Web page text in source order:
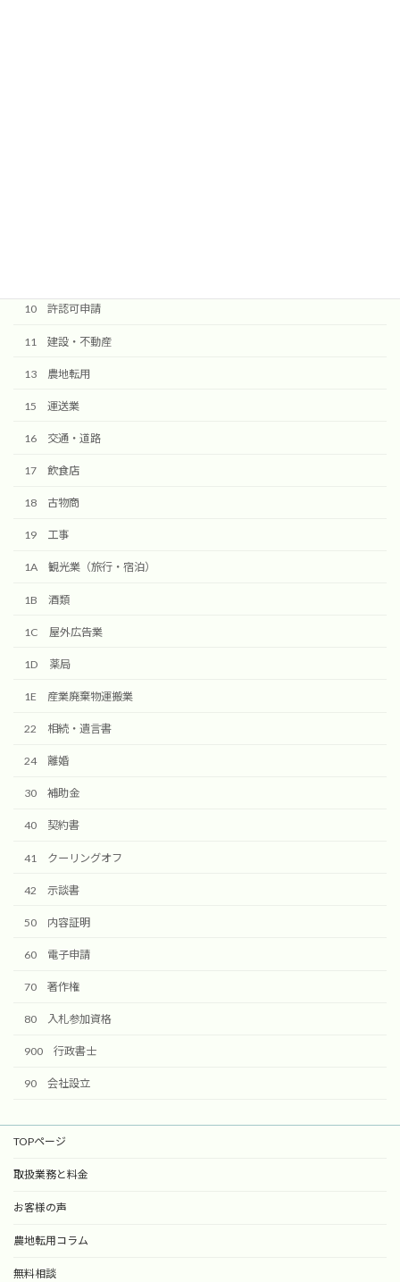
10 許認可申請
11 建設・不動産
13 農地転用
15 運送業
16 交通・道路
17 飲食店
18 古物商
19 工事
1A 観光業（旅行・宿泊）
1B 酒類
1C 屋外広告業
1D 薬局
1E 産業廃棄物運搬業
22 相続・遺言書
24 離婚
30 補助金
40 契約書
41 クーリングオフ
42 示談書
50 内容証明
60 電子申請
70 著作権
80 入札参加資格
900 行政書士
90 会社設立
TOPページ
取扱業務と料金
お客様の声
農地転用コラム
無料相談